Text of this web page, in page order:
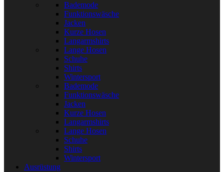
Bademode
Funktionswäsche
Jacken
Kurze Hosen
Langarmshirts
Lange Hosen
Schuhe
Shirts
Wintersport
Bademode
Funktionswäsche
Jacken
Kurze Hosen
Langarmshirts
Lange Hosen
Schuhe
Shirts
Wintersport
Ausrüstung